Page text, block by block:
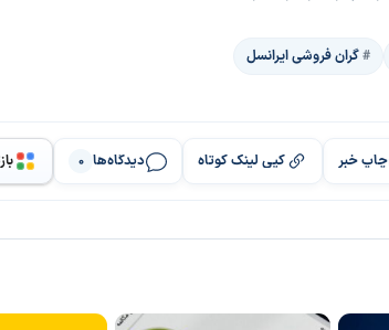
گران فروشی ایرانسل
چاپ خبر کپی لینک کوتاه دیدگاه‌ها 0